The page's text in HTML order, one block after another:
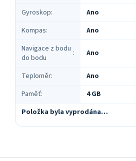
Gyroskop:
Ano
Kompas:
Ano
Navigace z bodu
do bodu
: Ano
Teploměr:
Ano
Paměť:
4 GB
Položka byla vyprodána…